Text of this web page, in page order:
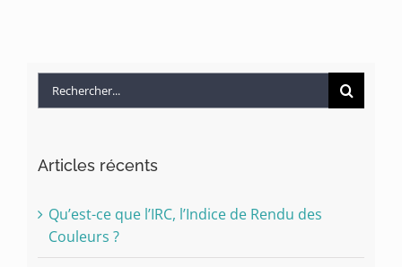
Rechercher:
Articles récents
Qu’est-ce que l’IRC, l’Indice de Rendu des
Couleurs ?